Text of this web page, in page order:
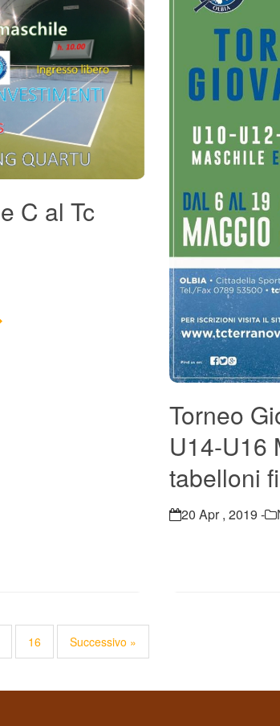
C al Tc
Torneo
U14-U16
tabelloni
20 Apr , 2019 -
16 Successivo »